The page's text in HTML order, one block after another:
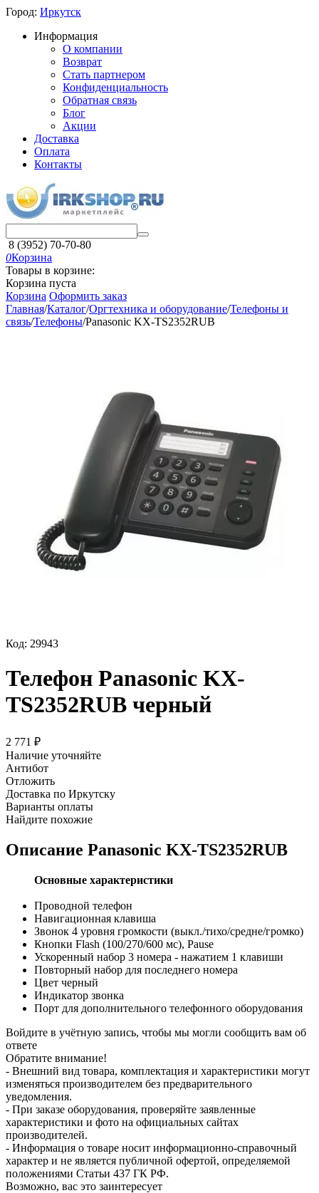
Город: Иркутск
Информация
О компании
Возврат
Стать партнером
Конфиденциальность
Обратная связь
Блог
Акции
Доставка
Оплата
Контакты
8 (3952) 70-70-80
0Корзина
Товары в корзине:
Корзина пуста
Корзина Оформить заказ
Главная/Каталог/Оргтехника и оборудование/Телефоны и
связь/Телефоны/Panasonic KX-TS2352RUB
Код: 29943
Телефон Panasonic KX-
TS2352RUB черный
2 771 ₽
Наличие уточняйте
Антибот
Отложить
Доставка по Иркутску
Варианты оплаты
Найдите похожие
Описание Panasonic KX-TS2352RUB
Основные характеристики
Проводной телефон
Навигационная клавиша
Звонок 4 уровня громкости (выкл./тихо/средне/громко)
Кнопки Flash (100/270/600 мс), Pause
Ускоренный набор 3 номера - нажатием 1 клавиши
Повторный набор для последнего номера
Цвет черный
Индикатор звонка
Порт для дополнительного телефонного оборудования
Войдите в учётную запись, чтобы мы могли сообщить вам об
ответе
Обратите внимание!
- Внешний вид товара, комплектация и характеристики могут
изменяться производителем без предварительного
уведомления.
- При заказе оборудования, проверяйте заявленные
характеристики и фото на официальных сайтах
производителей.
- Информация о товаре носит информационно-справочный
характер и не является публичной офертой, определяемой
положениями Статьи 437 ГК РФ.
Возможно, вас это заинтересует